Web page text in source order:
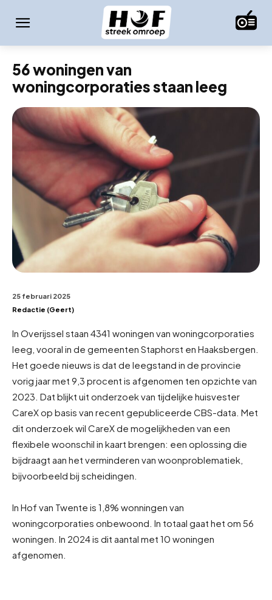
56 woningen van
woningcorporaties staan leeg
25 februari 2025
Redactie (Geert)
In Overijssel staan 4341 woningen van woningcorporaties
leeg, vooral in de gemeenten Staphorst en Haaksbergen.
Het goede nieuws is dat de leegstand in de provincie
vorig jaar met 9,3 procent is afgenomen ten opzichte van
2023. Dat blijkt uit onderzoek van tijdelijke huisvester
CareX op basis van recent gepubliceerde CBS-data. Met
dit onderzoek wil CareX de mogelijkheden van een
flexibele woonschil in kaart brengen: een oplossing die
bijdraagt aan het verminderen van woonproblematiek,
bijvoorbeeld bij scheidingen.
In Hof van Twente is 1,8% wonningen van
woningcorporaties onbewoond. In totaal gaat het om 56
woningen. In 2024 is dit aantal met 10 woningen
afgenomen.